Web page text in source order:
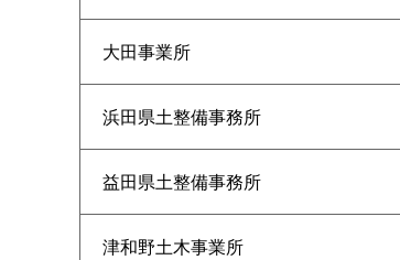
大田事業所
浜田県土整備事務所
益田県土整備事務所
津和野土木事業所